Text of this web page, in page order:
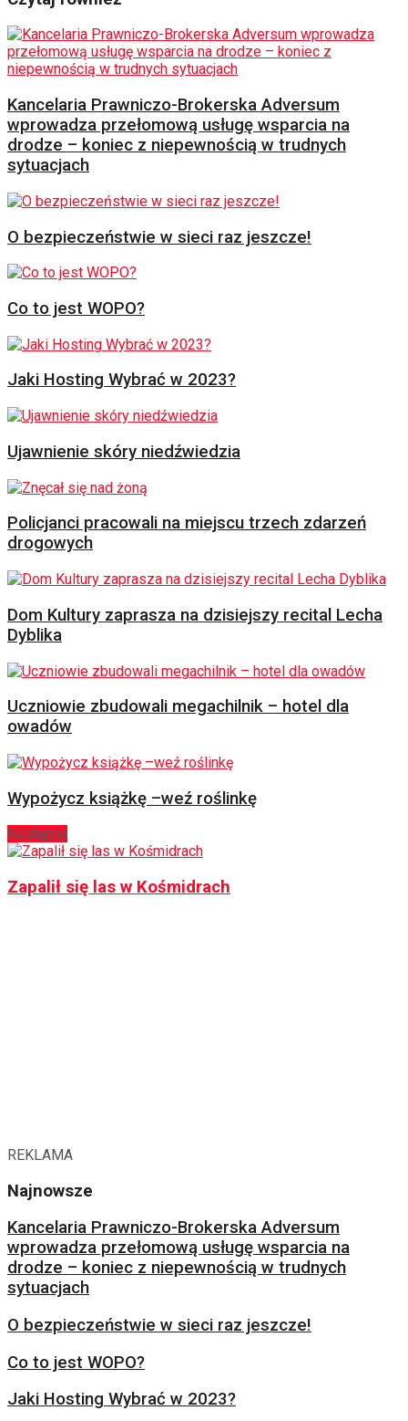
Kancelaria Prawniczo-Brokerska Adversum
wprowadza przełomową usługę wsparcia na
drodze – koniec z niepewnością w trudnych
sytuacjach
O bezpieczeństwie w sieci raz jeszcze!
Co to jest WOPO?
Jaki Hosting Wybrać w 2023?
Ujawnienie skóry niedźwiedzia
Policjanci pracowali na miejscu trzech zdarzeń
drogowych
Dom Kultury zaprasza na dzisiejszy recital Lecha
Dyblika
Uczniowie zbudowali megachilnik – hotel dla
owadów
Wypożycz książkę –weź roślinkę
Następny
Zapalił się las w Kośmidrach
REKLAMA
Najnowsze
Kancelaria Prawniczo-Brokerska Adversum
wprowadza przełomową usługę wsparcia na
drodze – koniec z niepewnością w trudnych
sytuacjach
O bezpieczeństwie w sieci raz jeszcze!
Co to jest WOPO?
Jaki Hosting Wybrać w 2023?